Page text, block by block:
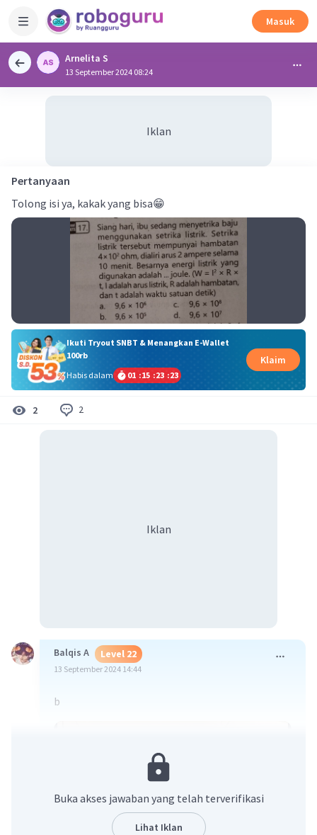
Masuk
Arnelita S
13 September 2024 08:24
Iklan
Pertanyaan
Tolong isi ya, kakak yang bisa😁
Ikuti Tryout SNBT & Menangkan E-Wallet
100rb
Habis dalam
01 :15 :23 :23
Klaim
2 2
Iklan
Balqis A Level 22
13 September 2024 14:44
b
Buka akses jawaban yang telah terverifikasi
Lihat Iklan